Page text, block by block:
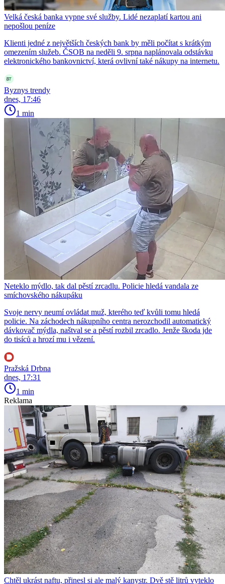
Velká česká banka vypne své služby. Lidé nezaplatí kartou ani
nepošlou peníze
Klienti jedné z největších českých bank by měli počítat s krátkým
omezením služeb. ČSOB na neděli 9. srpna naplánovala odstávku
elektronického bankovnictví, která ovlivní také nákupy na internetu.
Byznys trendy
dnes, 17:46
1 min
Neteklo mýdlo, tak dal pěstí zrcadlu. Policie hledá vandala ze
smíchovského nákupáku
Svoje nervy neumí ovládat muž, kterého teď kvůli tomu hledá
policie. Na záchodech nákupního centra nerozchodil automatický
dávkovač mýdla, naštval se a pěstí rozbil zrcadlo. Jenže škoda jde
do tisíců a hrozí mu i vězení.
Pražská Drbna
dnes, 17:31
1 min
Reklama
Chtěl ukrást naftu, přinesl si ale malý kanystr. Dvě stě litrů vyteklo